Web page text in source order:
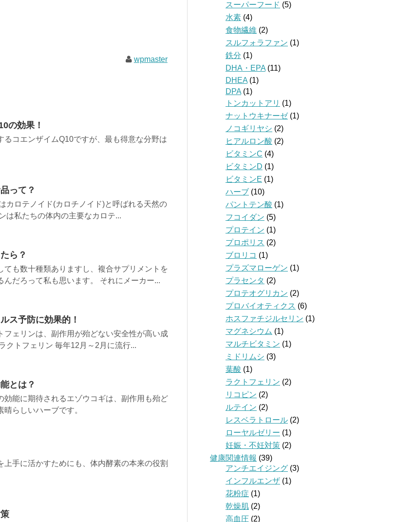
wpmaster
の効果！
るコエンザイムQ10ですが、最も得意な分野は
って？
カロテノイド(カロチノイド)と呼ばれる天然の
は私たちの体内の主要なカロテ...
ら？
ても数十種類ありますし、複合サプリメントを
だろって私も思います。 それにメーカー...
ス予防に効果的！
フェリンは、副作用が殆どない安全性が高い成
クトフェリン 毎年12月～2月に流行...
とは？
効能に期待されるエゾウコギは、副作用も殆ど
らしいハーブです。
手に活かすためにも、体内酵素の本来の役割
スーパーフード (5)
水素 (4)
食物繊維 (2)
スルフォラファン (1)
鉄分 (1)
DHA・EPA (11)
DHEA (1)
DPA (1)
トンカットアリ (1)
ナットウキナーゼ(1)
ノコギリヤシ (2)
ヒアルロン酸 (2)
ビタミンC (4)
ビタミンD (1)
ビタミンE (1)
ハーブ (10)
パントテン酸 (1)
フコイダン (5)
プロテイン (1)
プロポリス (2)
ブロリコ (1)
プラズマローゲン (1)
プラセンタ (2)
プロテオグリカン (2)
プロバイオティクス (6)
ホスファチジルセリン (1)
マグネシウム (1)
マルチビタミン (1)
ミドリムシ (3)
葉酸 (1)
ラクトフェリン (2)
リコピン (2)
ルテイン (2)
レスベラトロール (2)
ローヤルゼリー (1)
妊娠・不妊対策 (2)
健康関連情報 (39)
アンチエイジング (3)
インフルエンザ (1)
花粉症 (1)
乾燥肌 (2)
高血圧 (2)